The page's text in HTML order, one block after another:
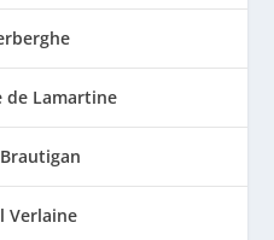
de Lamartine
Verlaine